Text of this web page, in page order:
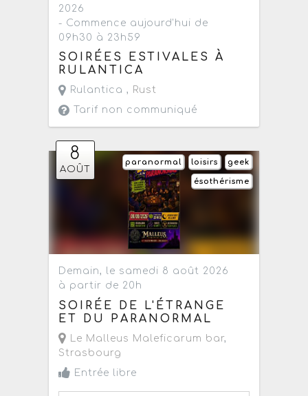
2026
- Commence aujourd'hui de
09h30 à 23h59
SOIRÉES ESTIVALES À
RULANTICA
Rulantica , Rust
Tarif non communiqué
8
AOÛT
geek
loisirs
paranormal
ésothérisme
Demain, le samedi 8 août 2026
à partir de 20h
SOIRÉE DE L'ÉTRANGE
ET DU PARANORMAL
Le Malleus Maleficarum bar,
Strasbourg
Entrée libre